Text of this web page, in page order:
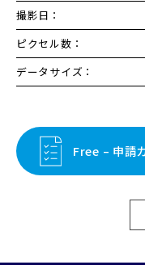
撮影日：
ピクセル数：
データサイズ：
Free – 申請